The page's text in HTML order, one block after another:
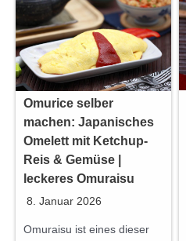
Omurice selber
machen: Japanisches
Omelett mit Ketchup-
Reis & Gemüse |
leckeres Omuraisu
8. Januar 2026
Omuraisu ist eines dieser